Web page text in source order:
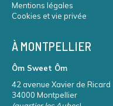
Mentions légales
Cookies et vie privée
À MONTPELLIER
Ôm Sweet Ôm
42 avenue Xavier de Ricard
34000 Montpellier